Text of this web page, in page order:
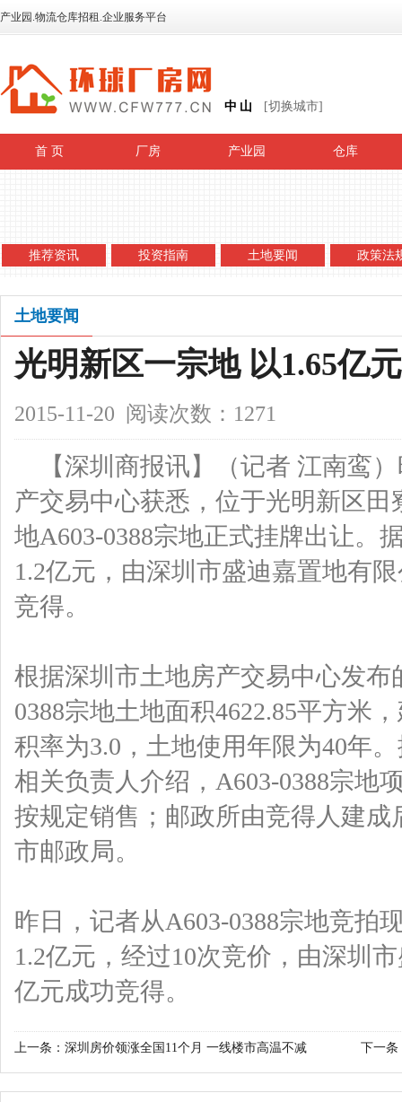
产业园.物流仓库招租.企业服务平台
中山 [切换城市]
首 页 厂房 产业园 仓库
推荐资讯 投资指南 土地要闻 政策法
土地要闻
光明新区一宗地 以1.65亿
2015-11-20 阅读次数：1271
【深圳商报讯】（记者 江南鸾
产交易中心获悉，位于光明新区
地A603-0388宗地正式挂牌出让。
1.2亿元，由深圳市盛迪嘉置地有
竞得。
根据深圳市土地房产交易中心发
0388宗地土地面积4622.85平方米
积率为3.0，土地使用年限为40年
相关负责人介绍，A603-0388宗地
按规定销售；邮政所由竞得人建
市邮政局。
昨日，记者从A603-0388宗地竞拍
1.2亿元，经过10次竞价，由深圳
亿元成功竞得。
上一条： 深圳房价领涨全国11个月 一线楼市高温不减 下一条